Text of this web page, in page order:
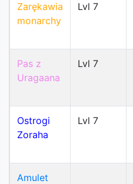
Zarękawia
monarchy
Lvl 7
Pas z
Uragaana
Lvl 7
Ostrogi
Zoraha
Lvl 7
Amulet